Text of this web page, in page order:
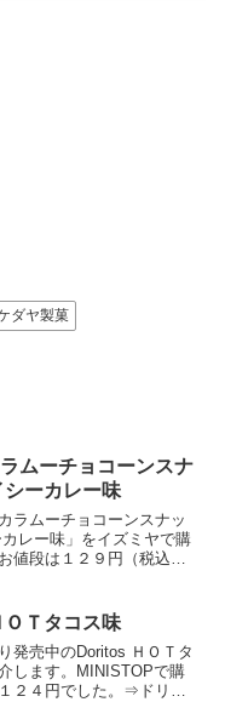
ダヤ製菓
ムーチョコーンスナ
シーカレー味
ラムーチョコーンスナッ
レー味」をイズミヤで購
値段は１２９円（税込
ラムーチョの形状は、ス
ップスでも...
ＯＴタコス味
発売中のDoritos ＨＯＴタ
します。MINISTOPで購
２４円でした。⇒ドリト